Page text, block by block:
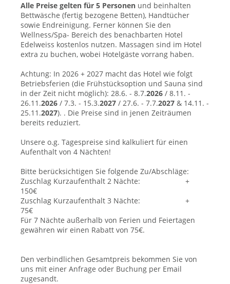
Alle Preise gelten für 5 Personen und beinhalten
Bettwäsche (fertig bezogene Betten), Handtücher
sowie Endreinigung. Ferner können Sie den
Wellness/Spa- Bereich des benachbarten Hotel
Edelweiss kostenlos nutzen. Massagen sind im Hotel
extra zu buchen, wobei Hotelgäste vorrang haben.
Achtung: In 2026 + 2027 macht das Hotel wie folgt
Betriebsferien (die Frühstücksoption und Sauna sind
in der Zeit nicht möglich): 28.6. - 8.7.2026 / 8.11. -
26.11.2026 / 7.3. - 15.3.2027 / 27.6. - 7.7.2027 & 14.11. -
25.11.2027). . Die Preise sind in jenen Zeiträumen
bereits reduziert.
Unsere o.g. Tagespreise sind kalkuliert für einen
Aufenthalt von 4 Nächten!
Bitte berücksichtigen Sie folgende Zu/Abschläge:
Zuschlag Kurzaufenthalt 2 Nächte: +
150€
Zuschlag Kurzaufenthalt 3 Nächte:
+
75€
Für 7 Nächte außerhalb von Ferien und Feiertagen
gewähren wir einen Rabatt von 75€.
Den verbindlichen Gesamtpreis bekommen Sie von
uns mit einer Anfrage oder Buchung per Email
zugesandt.